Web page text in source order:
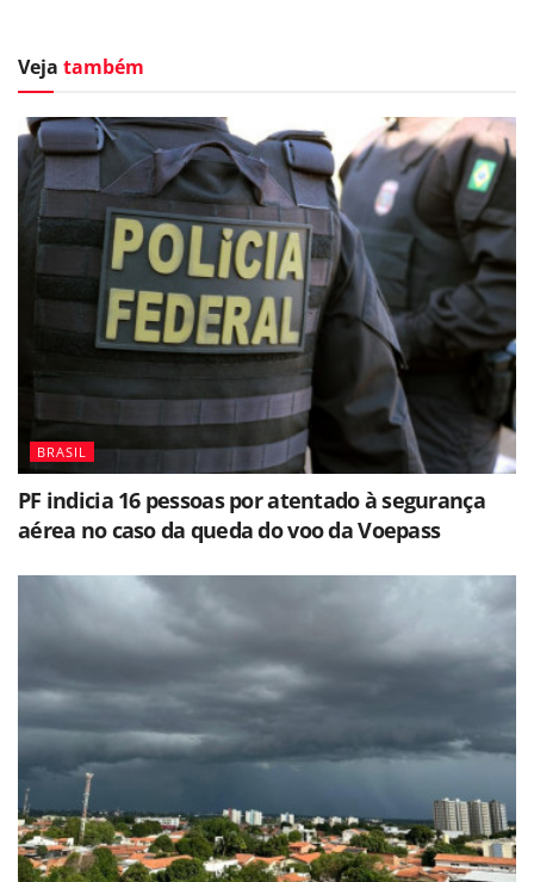
Veja também
BRASIL
PF indicia 16 pessoas por atentado à segurança
aérea no caso da queda do voo da Voepass